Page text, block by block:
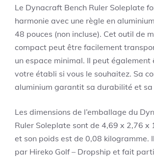
Le Dynacraft Bench Ruler Soleplate
harmonie avec une règle en
48 pouces (non incluse). Cet outil de
compact peut être facilement
un espace minimal. Il peut également
votre établi si vous le souhaitez. Sa
aluminium garantit sa durabilité et sa
Les dimensions de l’emballage du
Ruler Soleplate sont de 4,69 x 2,76 x
et son poids est de 0,08 kilogramme.
par Hireko Golf – Dropship et fait